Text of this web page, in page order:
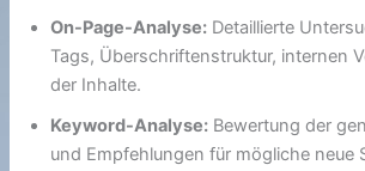
On-Page-Analyse: Detaillierte
Tags, Überschriftenstruktur, internen
der Inhalte.
Keyword-Analyse: Bewertung der
und Empfehlungen für mögliche neue